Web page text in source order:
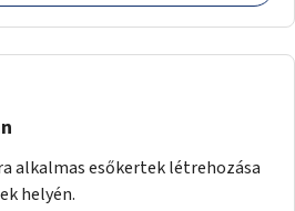
alkalmas esőkertek létrehozása
helyén.